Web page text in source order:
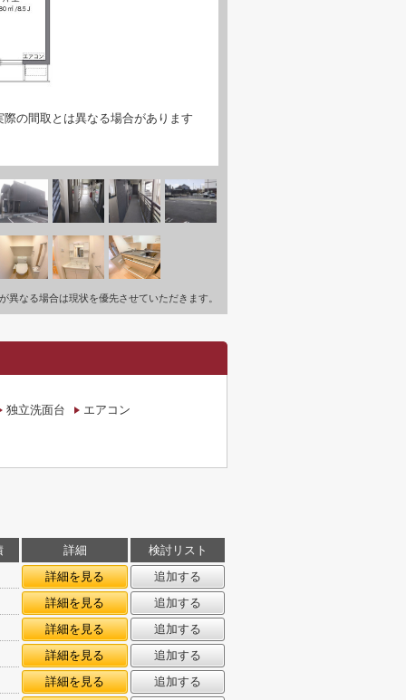
の間取とは異なる場合があります
なる場合は現状を優先させていただきます。
独立洗面台 エアコン
詳細
検討リスト
詳細を見る
追加する
詳細を見る
追加する
詳細を見る
追加する
詳細を見る
追加する
詳細を見る
追加する